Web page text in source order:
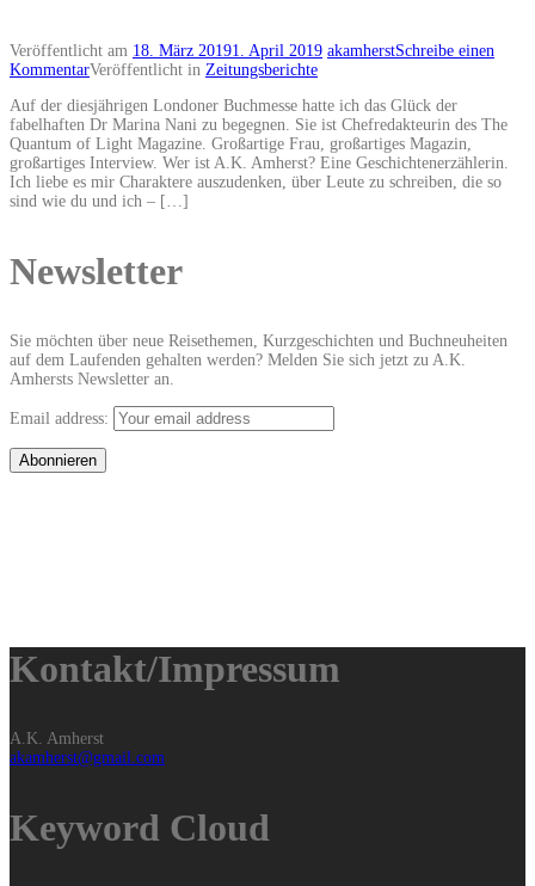
Veröffentlicht am 18. März 20191. April 2019 akamherstSchreibe einen
KommentarVeröffentlicht in Zeitungsberichte
Auf der diesjährigen Londoner Buchmesse hatte ich das Glück der
fabelhaften Dr Marina Nani zu begegnen. Sie ist Chefredakteurin des The
Quantum of Light Magazine. Großartige Frau, großartiges Magazin,
großartiges Interview. Wer ist A.K. Amherst? Eine Geschichtenerzählerin.
Ich liebe es mir Charaktere auszudenken, über Leute zu schreiben, die so
sind wie du und ich – […]
Newsletter
Sie möchten über neue Reisethemen, Kurzgeschichten und Buchneuheiten
auf dem Laufenden gehalten werden? Melden Sie sich jetzt zu A.K.
Amhersts Newsletter an.
Email address:
Kontakt/Impressum
A.K. Amherst
akamherst@gmail.com
Keyword Cloud